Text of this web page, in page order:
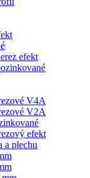
efekt
V4A
V2A
efekt
a plechu